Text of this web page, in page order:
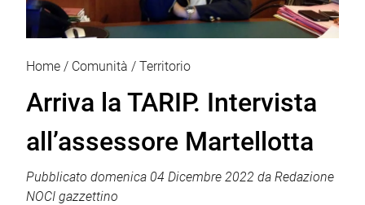
Home Comunità Territorio
Arriva la TARIP. Intervista
all’assessore Martellotta
Pubblicato domenica 04 Dicembre 2022 da Redazione
NOCI gazzettino